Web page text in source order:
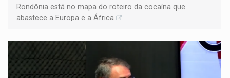
Rondônia está no mapa do roteiro da cocaína que
abastece a Europa e a África